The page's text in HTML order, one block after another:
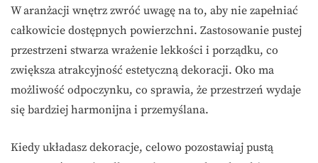
W aranżacji wnętrz zwróć uwagę na to, aby nie zapełniać
całkowicie dostępnych powierzchni. Zastosowanie pustej
przestrzeni stwarza wrażenie lekkości i porządku, co
zwiększa atrakcyjność estetyczną dekoracji. Oko ma
możliwość odpoczynku, co sprawia, że przestrzeń wydaje
się bardziej harmonijna i przemyślana.
Kiedy układasz dekoracje, celowo pozostawiaj pustą